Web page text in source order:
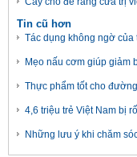
Tin cũ hơn
Tác dụng không ngờ của
Mẹo nấu cơm giúp giảm
Thực phẩm tốt cho
4,6 triệu trẻ Việt Nam bị
Những lưu ý khi chăm